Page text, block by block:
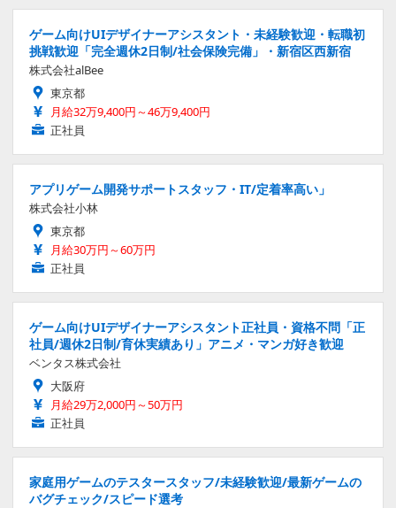
ゲーム向けUIデザイナーアシスタント・未経験歓迎・転職初
挑戦歓迎「完全週休2日制/社会保険完備」・新宿区西新宿
株式会社alBee
東京都
月給32万9,400円～46万9,400円
正社員
アプリゲーム開発サポートスタッフ・IT/定着率高い」
株式会社小林
東京都
月給30万円～60万円
正社員
ゲーム向けUIデザイナーアシスタント正社員・資格不問「正
社員/週休2日制/育休実績あり」アニメ・マンガ好き歓迎
ベンタス株式会社
大阪府
月給29万2,000円～50万円
正社員
家庭用ゲームのテスタースタッフ/未経験歓迎/最新ゲームの
バグチェック/スピード選考